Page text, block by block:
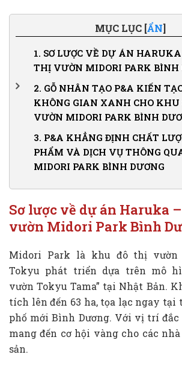
MỤC LỤC [ẨN]
1. SƠ LƯỢC VỀ DỰ ÁN
THỊ VƯỜN MIDORI PARK BÌNH
2. GỖ NHÂN TẠO P&A KIẾN
KHÔNG GIAN XANH CHO KHU
VƯỜN MIDORI PARK BÌNH
2.1.P&A lắp đặt dàn lam Canopy
xe biệt thự
2.2.Lắp đặt lam gỗ trang trí mặt tiền
2.3.Lắp đặt hạng mục trần và
khu nhà phố
2.4.Lắp đặt hàng rào gỗ nhân tạo,
3. P&A KHẲNG ĐỊNH CHẤT
PHẨM VÀ DỊCH VỤ THÔNG
MIDORI PARK BÌNH DƯƠNG
Sơ lược về dự án Haruka
vườn Midori Park Bình
Midori Park là khu đô thị vườn
Tokyu phát triển dựa trên mô
vườn Tokyu Tama” tại Nhật Bản.
tích lên đến 63 ha, tọa lạc ngay
phố mới Bình Dương. Với vị trí
mang đến cơ hội vàng cho các
sản.